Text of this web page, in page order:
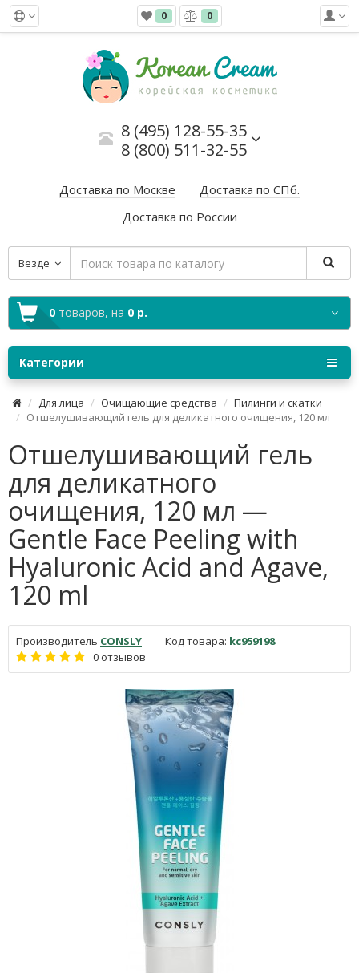
0 0
8 (495) 128-55-35
8 (800) 511-32-55
Доставка по Москве
Доставка по СПб.
Доставка по России
Везде
0 товаров, на 0 р.
Категории
Для лица Очищающие средства
Пилинги и скатки
Отшелушивающий гель для деликатного очищения, 120 мл
Отшелушивающий гель
для деликатного
очищения, 120 мл —
Gentle Face Peeling with
Hyaluronic Acid and Agave,
120 ml
Производитель CONSLY Код товара: kc959198
0 отзывов